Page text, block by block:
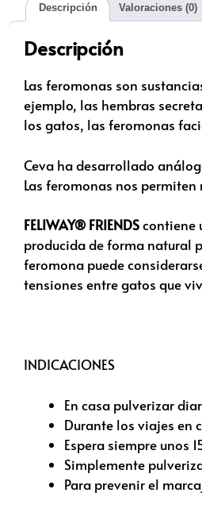
Descripción Valoraciones (0)
Descripción
Las feromonas son
ejemplo, las hembras
los gatos, las feromonas
Ceva ha desarrollado
Las feromonas nos
FELIWAY® FRIENDScontiene
producida de forma natural
feromona puede
tensiones entre gatos que
INDICACIONES
En casa pulverizar
Durante los viajes en
Espera siempre unos
Simplemente
Para prevenir el